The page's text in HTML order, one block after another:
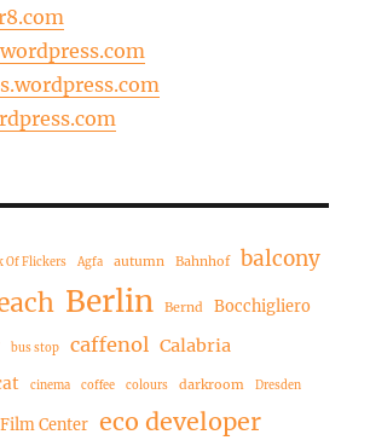
Of Flickers Agfa autumn Bahnhof
balcony
Berlin Bernd Bocchigliero
bus stop caffenol Calabria
cinema coffee colours darkroom Dresden
Center eco developer